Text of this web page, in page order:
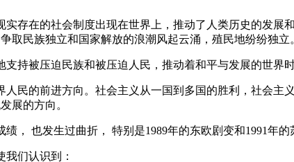
实存在的社会制度出现在世界上，推动了人类历史的发
取民族独立和国家解放的浪潮风起云涌，殖民地纷纷独立
持被压迫民族和被压迫人民，推动着和平与发展的世界时
人民的前进方向。社会主义从一国到多国的胜利，社会
展的方向。
绩 ， 也发生过曲折， 特别是1989年的东欧剧变和1991年
们认识到：